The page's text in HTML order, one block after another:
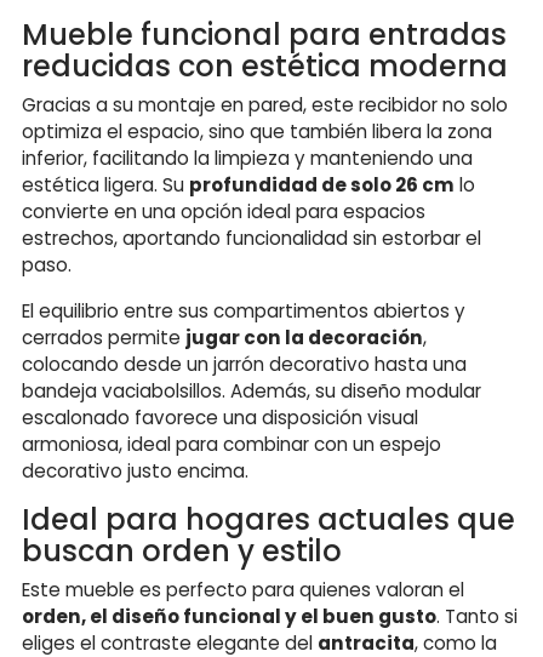
Mueble funcional para entradas
reducidas con estética moderna
Gracias a su montaje en pared, este recibidor no solo
optimiza el espacio, sino que también libera la zona
inferior, facilitando la limpieza y manteniendo una
estética ligera. Su profundidad de solo 26 cm lo
convierte en una opción ideal para espacios
estrechos, aportando funcionalidad sin estorbar el
paso.
El equilibrio entre sus compartimentos abiertos y
cerrados permite jugar con la decoración,
colocando desde un jarrón decorativo hasta una
bandeja vaciabolsillos. Además, su diseño modular
escalonado favorece una disposición visual
armoniosa, ideal para combinar con un espejo
decorativo justo encima.
Ideal para hogares actuales que
buscan orden y estilo
Este mueble es perfecto para quienes valoran el
orden, el diseño funcional y el buen gusto. Tanto si
eliges el contraste elegante del antracita, como la